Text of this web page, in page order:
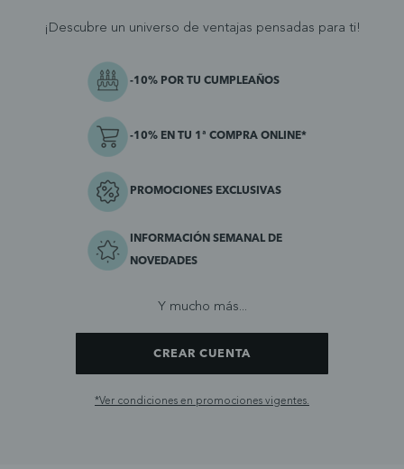
¡Descubre un universo de ventajas pensadas para ti!
-10% POR TU CUMPLEAÑOS
-10% EN TU 1ª COMPRA ONLINE*
PROMOCIONES EXCLUSIVAS
INFORMACIÓN SEMANAL DE
NOVEDADES
Y mucho más...
CREAR CUENTA
*Ver condiciones en promociones vigentes.